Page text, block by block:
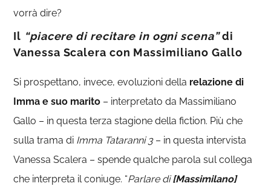
vorrà dire?
Il “piacere di recitare in ogni scena”di
Vanessa Scalera con Massimiliano Gallo
Si prospettano, invece, evoluzioni della relazione di
Imma e suo marito – interpretato da Massimiliano
Gallo – in questa terza stagione della fiction. Più che
sulla trama di Imma Tataranni 3– in questa intervista
Vanessa Scalera – spende qualche parola sul collega
che interpreta il coniuge. “Parlare di[Massimilano]